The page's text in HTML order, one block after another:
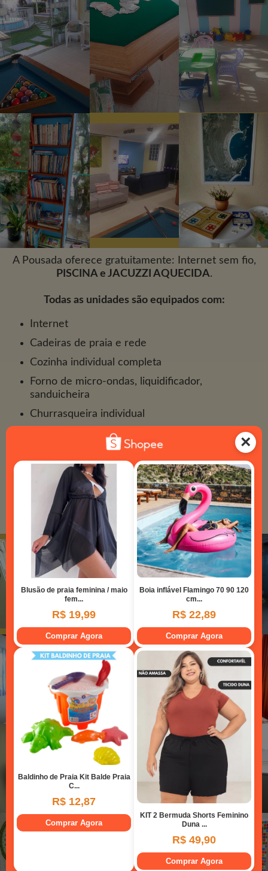
A Pousada oferece gratuitamente: Internet sem fio,
PISCINA e JACUZZI AQUECIDA.
Todas as unidades são equipados com:
Internet
Cadeiras de praia e rede
Cozinha individual completa
Forno de micro-ondas, liquidificador,
sanduicheira
Churrasqueira individual
Estacionamento com vagas marcadas
possui acomodações para
02 a 06 pessoas, em unidades com 01 ou 02
dormitórios.
Temos um Salão de Estar com mesa de sinuca, mesas
para jogos, TV, espaço Kids e biblioteca.